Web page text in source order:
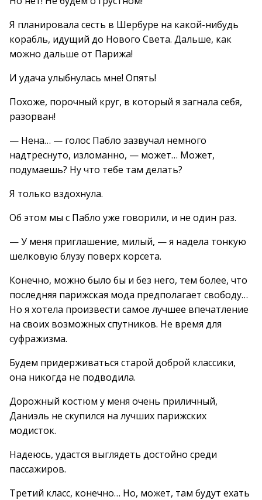
Я планировала сесть в Шербуре на какой-нибудь
корабль, идущий до Нового Света. Дальше, как
можно дальше от Парижа!
И удача улыбнулась мне! Опять!
Похоже, порочный круг, в который я загнала себя,
разорван!
— Нена… — голос Пабло зазвучал немного
надтреснуто, изломанно, — может… Может,
подумаешь? Ну что тебе там делать?
Я только вздохнула.
Об этом мы с Пабло уже говорили, и не один раз.
— У меня приглашение, милый, — я надела тонкую
шелковую блузу поверх корсета.
Конечно, можно было бы и без него, тем более, что
последняя парижская мода предполагает свободу…
Но я хотела произвести самое лучшее впечатление
на своих возможных спутников. Не время для
суфражизма.
Будем придерживаться старой доброй классики,
она никогда не подводила.
Дорожный костюм у меня очень приличный,
Даниэль не скупился на лучших парижских
модисток.
Надеюсь, удастся выглядеть достойно среди
пассажиров.
Третий класс, конечно… Но, может, там будут ехать